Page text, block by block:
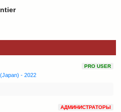
PRO USER
- 2022
АДМИНИСТРАТОРЫ